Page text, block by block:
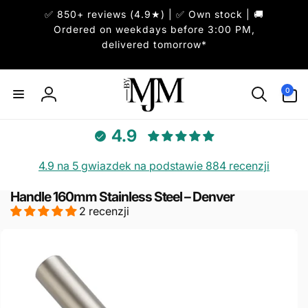
✅ 850+ reviews (4.9★) | ✅ Own stock | 🚚
Ordered on weekdays before 3:00 PM,
delivered tomorrow*
Zaloguj
0
pozycje(-
4.9
4.9 na 5 gwiazdek na podstawie 884 recenzji
Handle 160mm Stainless Steel – Denver
2 recenzji
Pomiń,
aby
produkcie